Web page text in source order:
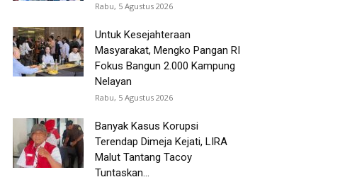
Rabu, 5 Agustus 2026
Untuk Kesejahteraan
Masyarakat, Mengko Pangan RI
Fokus Bangun 2.000 Kampung
Nelayan
Rabu, 5 Agustus 2026
Banyak Kasus Korupsi
Terendap Dimeja Kejati, LIRA
Malut Tantang Tacoy
Tuntaskan...